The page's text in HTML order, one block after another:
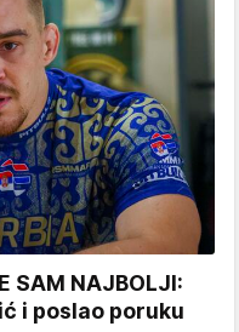
SAM NAJBOLJI:
i poslao poruku